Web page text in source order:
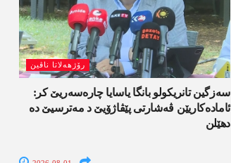
رۆژھەلاتا ناڤین
سەزگین تانریکولو بانگا یاسایا چارەسەریێ کر:
ئامادەکاریێن ڤەشارتی پێڤاژۆیێ د مەترسیێ دە
دھێلن